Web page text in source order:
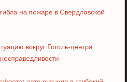
на пожаре в Свердловской
вокруг Гоголь-центра